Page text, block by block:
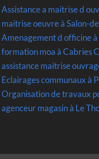
Assistance a maitrise d
maitrise oeuvre à Salon-
Amenagement d officine
formation moa à Cabries
assistance maitrise
Eclairages communaux à
Organisation de travaux
agenceur magasin à Le